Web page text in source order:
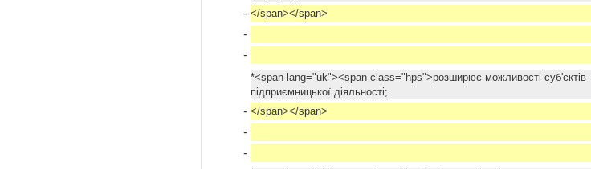
- </span></span>
-
-
*<span lang="uk"><span class="hps">розширює можливості суб'єктів
підприємницької діяльності;
- </span></span>
-
-